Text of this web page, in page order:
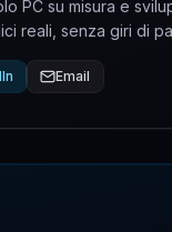
PC su misura e
reali, senza giri di
Email